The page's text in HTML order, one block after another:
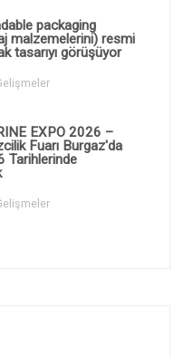
packaging
malzemelerini) resmi
tasarıyı görüşüyor
EXPO 2026 –
Fuarı Burgaz'da
Tarihlerinde